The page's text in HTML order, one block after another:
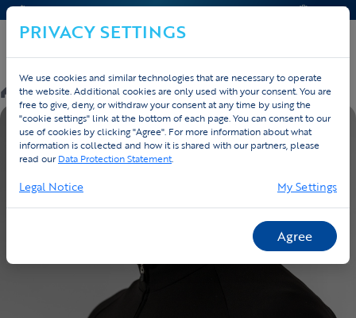
CONTACT & HELP OFFERTE
Webshop/Running Essentials/Hardloop bodywarmer
PRIVACY SETTINGS
We use cookies and similar technologies that are necessary to operate
the website. Additional cookies are only used with your consent. You are
free to give, deny, or withdraw your consent at any time by using the
"cookie settings" link at the bottom of each page. You can consent to our
use of cookies by clicking "Agree". For more information about what
information is collected and how it is shared with our partners, please
read ourData Protection Statement.
Legal Notice My Settings
Agree